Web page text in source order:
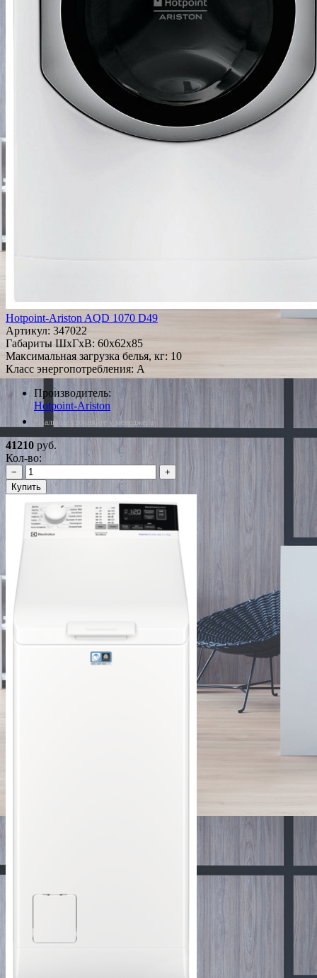
Hotpoint-Ariston AQD 1070 D49
Артикул: 347022
Габариты ШxГxВ: 60x62x85
Максимальная загрузка белья, кг: 10
Класс энергопотребления: A
Производитель:
Hotpoint-Ariston
*Наличие уточняйте у менеджера
41210 руб.
Кол-во:
−
+
Купить